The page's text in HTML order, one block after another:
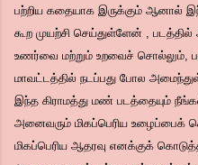
பற்றிய கதையாக இருக்கும் ஆனால்
கூற முயற்சி செய்துள்ளேன் ,
உணர்வை மற்றும் உறவைச் சொல்லும்,
மாவட்டத்தில் நடப்பது போல
இந்த கிராமத்து மண் படத்தையும்
அனைவரும் மிகப்பெரிய உழைப்பைக்
மிகப்பெரிய ஆதரவு எனக்குக்